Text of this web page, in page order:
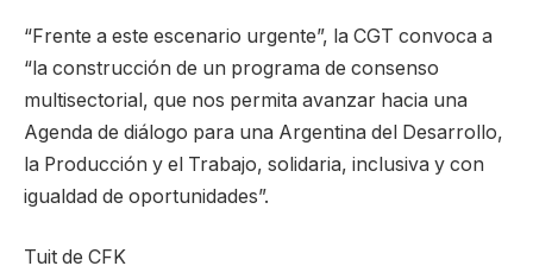
“Frente a este escenario urgente”, la CGT convoca a
“la construcción de un programa de consenso
multisectorial, que nos permita avanzar hacia una
Agenda de diálogo para una Argentina del Desarrollo,
la Producción y el Trabajo, solidaria, inclusiva y con
igualdad de oportunidades”.
Tuit de CFK